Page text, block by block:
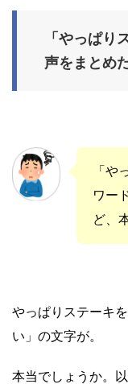
「やっぱり
声をまとめ
「や
ワー
ど、
やっぱりステーキ
い」の文字が。
本当でしょうか。